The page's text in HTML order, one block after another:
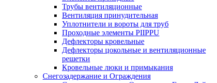
Трубы вентиляционные
Вентиляция принудительная
Уплотнители и вороты для труб
Проходные элементы PIIPPU
Дефлекторы кровельные
Дефлекторы цокольные и вентиляционные
решетки
Кровельные люки и примыкания
Снегозадержание и Ограждения